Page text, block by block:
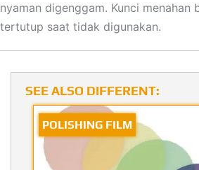
nyaman digenggam. Kunci menahan
tertutup saat tidak digunakan.
SEE ALSO DIFFERENT:
POLISHING FILM